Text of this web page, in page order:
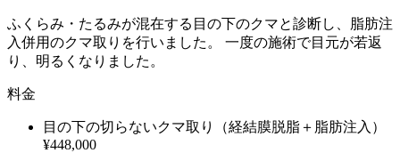
ふくらみ・たるみが混在する目の下のクマと診断し、脂肪注
入併用のクマ取りを行いました。 一度の施術で目元が若返
り、明るくなりました。
料金
目の下の切らないクマ取り（経結膜脱脂＋脂肪注入）
¥448,000